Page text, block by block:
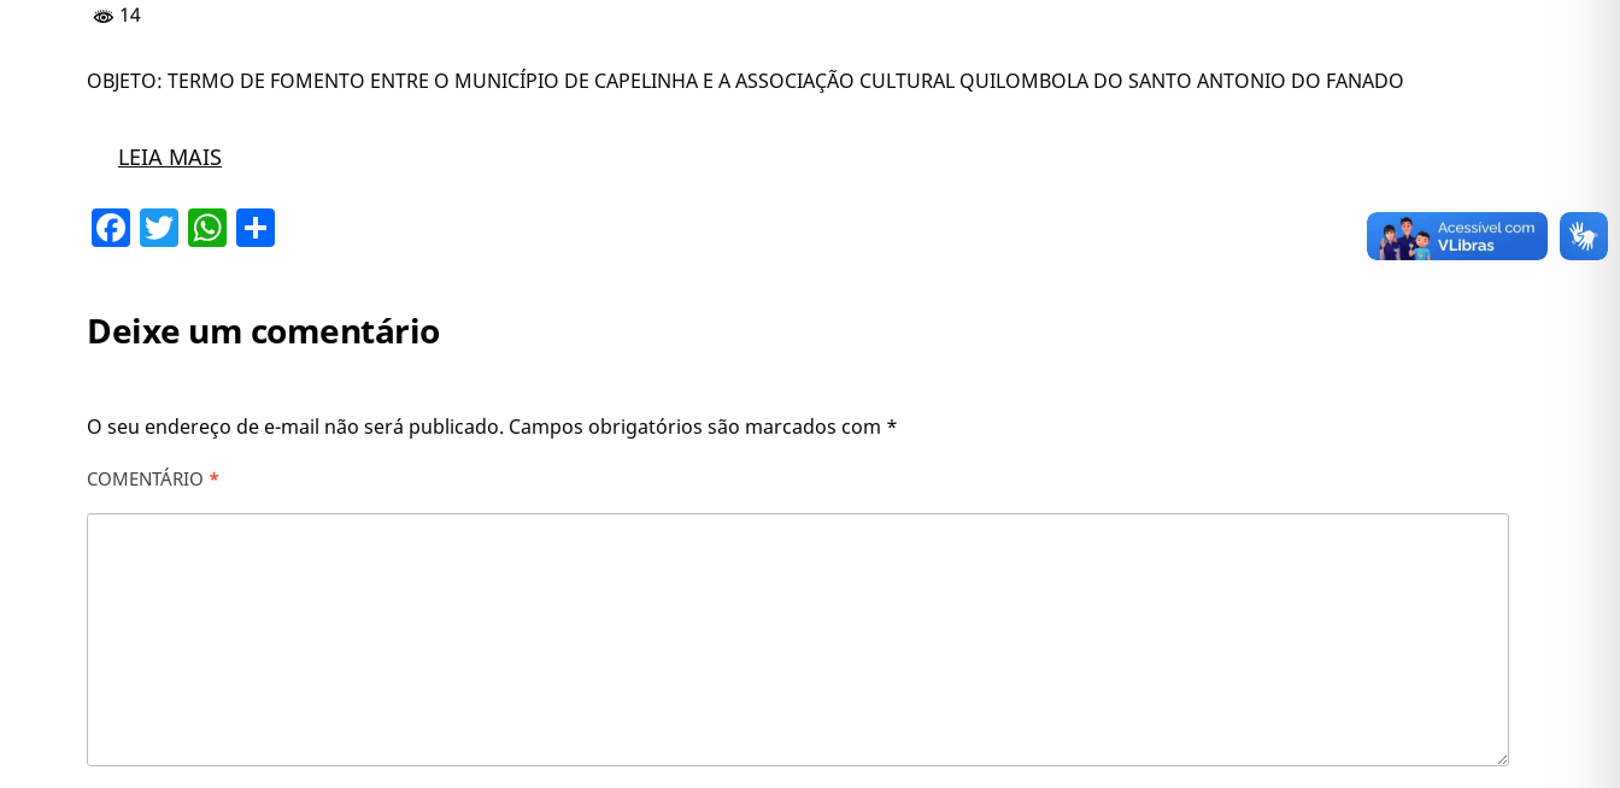
14
OBJETO: TERMO DE FOMENTO ENTRE O MUNICÍPIO DE CAPELINHA E A ASSOCIAÇÃO CULTURAL QUILOMBOLA DO SANTO ANTONIO DO FANADO
LEIA MAIS
Facebook
TwitterWhatsApp
Deixe um comentário
O seu endereço de e-mail não será publicado. Campos obrigatórios são marcados com *
COMENTÁRIO *